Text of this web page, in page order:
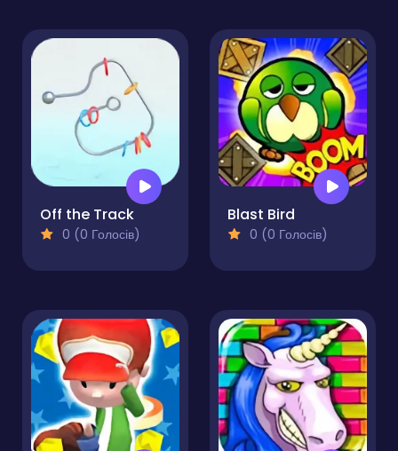
Off the Track
0 (0 Голосів)
Blast Bird
0 (0 Голосів)